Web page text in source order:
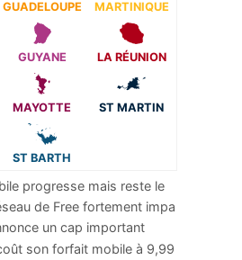
GUADELOUPE MARTINIQUE
GUYANE LA RÉUNION
MAYOTTE ST MARTIN
ST BARTH
progresse mais reste le
...
de Free fortement impa
un cap important
...
son forfait mobile à 9,99